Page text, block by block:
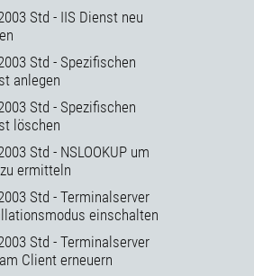
Std - IIS Dienst neu
Std - Spezifischen
anlegen
Std - Spezifischen
löschen
Std - NSLOOKUP um
ermitteln
Std - Terminalserver
einschalten
Std - Terminalserver
Client erneuern